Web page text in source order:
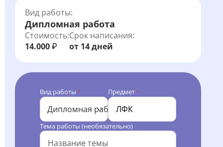
Вид работы:
Дипломная работа
Стоимость:
14.000 ₽
Срок написания:
от 14 дней
Вид работы *
Дипломная работа
Предмет *
Тема работы (необязательно)